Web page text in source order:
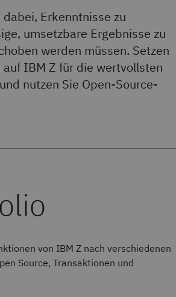
Erkenntnisse zu
umsetzbare Ergebnisse zu
werden müssen. Setzen
IBM Z für die wertvollsten
nutzen Sie Open-Source-
von IBM Z nach verschiedenen
Source, Transaktionen und